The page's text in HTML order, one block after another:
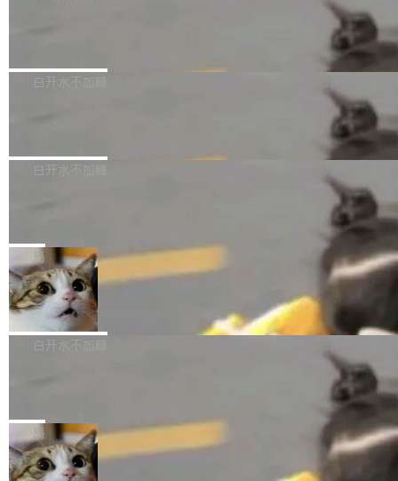
自研的多个文生3D和...
整性保护。效果是：吞吐量提升 41%，每 token
让语音识别不再只是听清，而是真正听懂。通过
w 不要求标准普通话，方言识别覆盖粤语、吴语
新和少量网页兼容性修复版本。 Changes/fixe
容提供的字体时出现的几个问题 为避免音频加
质的最低采样率）的音频格式将被拒绝 修复了 C
SS 圆角虚线样式中可能存在的问题 如果表单中
的图像元素不在同一个子树中，则它们将不再关
联 加...
白开水不加糖
发布的 Release Notes，他利用 AI 工具（如 Co
最强的若干项。对于尚未正式发版的 PG 19，则
通过拉取过去一年内（从 PG 18 Beta1 时间点
至今）的所有 commit，同样交由 AI 分析提炼。
经过人工复核，准确度令人满意。这一方法也为
社区爱好者提供了高效跟踪新版本的思路。
白开水不加糖
维护工作一直与我的日常工作、家务、社交生活
和休闲娱乐竞争时间。" 这是 libexpat 维护者 S
ebastian Pipping 写在博客里的话。8 月 4 日，
他宣布了一个新消息：从 2026 年 8 月 1 日起，
他可以全职维护 libexpat 了，最长 6 个月。发
库之一。你的操作系统、浏览器、无数的基础设
施软件，很可能都在用它。而过去十年，维护它
的人一直在用业余...
局
Firefox 153.0.3 发布
Firefox 153.0.3 现已发布，具体更新内容如
下： New Smart Window 包含多项增强功能：
gi?id=2019042">Bug&nbsp;2019042</a>）</l
i> <li>现在，助手可以直接使用 Exa 的网络搜索
结果回答问题，而无需将问题转交给搜索引擎。
白开水不加糖
的 npm 包。项目的核心论点是：容器不适合 Ag
ent 计算。真正适合的，是 Isolate。 Cloudflare
工程师在这件事上没什么可谦虚的——他们用 W
局
OpenAI 公开邮件和聊天记录回应苹果